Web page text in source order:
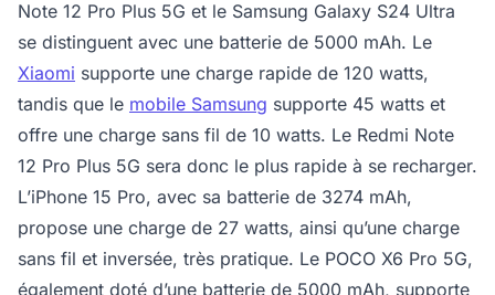
Note 12 Pro Plus 5G et le Samsung Galaxy S24 Ultra
se distinguent avec une batterie de 5000 mAh. Le
Xiaomi supporte une charge rapide de 120 watts,
tandis que le mobile Samsung supporte 45 watts et
offre une charge sans fil de 10 watts. Le Redmi Note
12 Pro Plus 5G sera donc le plus rapide à se recharger.
L’iPhone 15 Pro, avec sa batterie de 3274 mAh,
propose une charge de 27 watts, ainsi qu’une charge
sans fil et inversée, très pratique. Le POCO X6 Pro 5G,
également doté d’une batterie de 5000 mAh, supporte